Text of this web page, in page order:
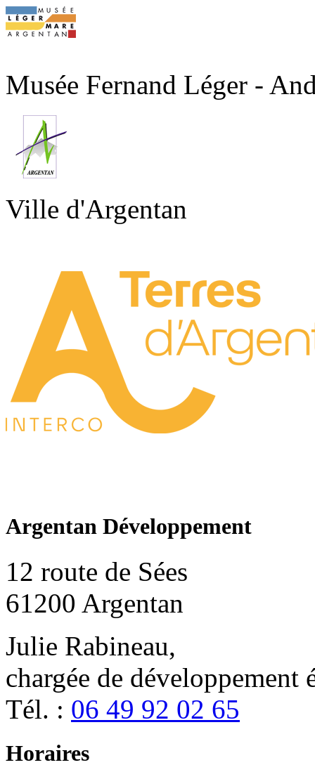
Musée Fernand Léger -
Ville d'Argentan
Argentan Développement
12 route de Sées
61200 Argentan
Julie Rabineau,
chargée de développement
Tél. : 06 49 92 02 65
Horaires